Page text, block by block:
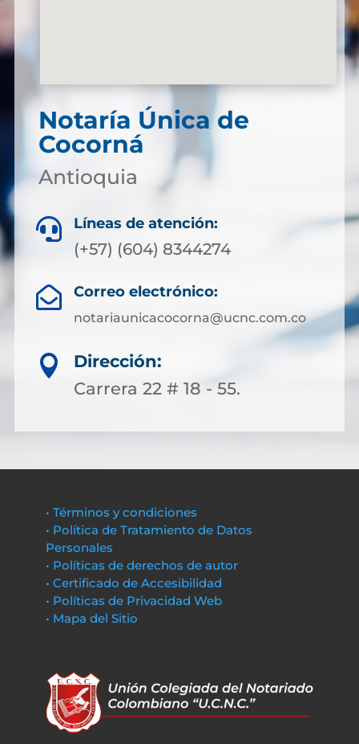
Notaría Única de
Cocorná
Antioquia
 Líneas de atención:
(+57) (604) 8344274
 Correo electrónico:
notariaunicacocorna@ucnc.com.co

Dirección:
Carrera 22 # 18 - 55.
• Términos y condiciones
• Política de Tratamiento de Datos
Personales
• Políticas de derechos de autor
• Certificado de Accesibilidad
• Políticas de Privacidad Web
• Mapa del Sitio